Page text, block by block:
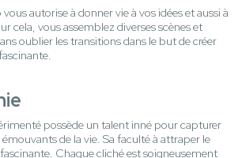
autorise à donner vie à vos idées et aussi à
cela, vous assemblez diverses scènes et
oublier les transitions dans le but de créer
possède un talent inné pour capturer
de la vie. Sa faculté à attraper le
Chaque cliché est soigneusement